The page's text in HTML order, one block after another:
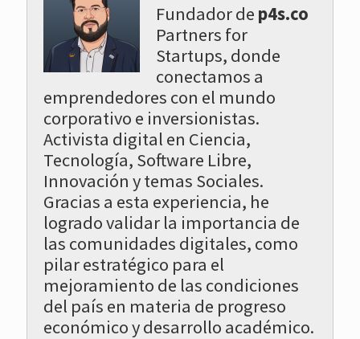
Fundador de p4s.co
Partners for
Startups, donde
conectamos a
emprendedores con el mundo
corporativo e inversionistas.
Activista digital en Ciencia,
Tecnología, Software Libre,
Innovación y temas Sociales.
Gracias a esta experiencia, he
logrado validar la importancia de
las comunidades digitales, como
pilar estratégico para el
mejoramiento de las condiciones
del país en materia de progreso
económico y desarrollo académico.